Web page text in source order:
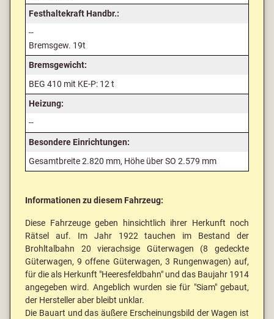
Festhaltekraft Handbr.:
--
Bremsgew. 19t
Bremsgewicht:
BEG 410 mit KE-P: 12 t
Heizung:
--
Besondere Einrichtungen:
Gesamtbreite 2.820 mm, Höhe über SO 2.579 mm
Informationen zu diesem Fahrzeug:
Diese Fahrzeuge geben hinsichtlich ihrer Herkunft noch
Rätsel auf. Im Jahr 1922 tauchen im Bestand der
Brohltalbahn 20 vierachsige Güterwagen (8 gedeckte
Güterwagen, 9 offene Güterwagen, 3 Rungenwagen) auf,
für die als Herkunft "Heeresfeldbahn" und das Baujahr 1914
angegeben wird. Angeblich wurden sie für "Siam" gebaut,
der Hersteller aber bleibt unklar.
Die Bauart und das äußere Erscheinungsbild der Wagen ist